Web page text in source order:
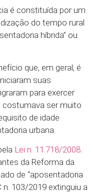
é constituída por um
do tempo rural
híbrida” ou
que, em geral, é
suas
para exercer
costumava ser muito
de idade
urbana.
Lei n. 11.718/2008.
da Reforma da
de “aposentadoria
n. 103/2019 extinguiu a